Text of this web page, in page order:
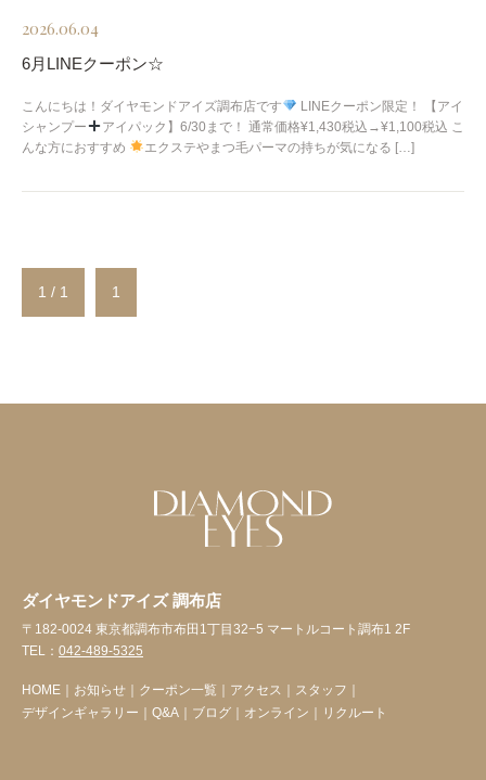
2026.06.04
6月LINEクーポン☆
こんにちは！ダイヤモンドアイズ調布店です
LINEクーポン限定！ 【アイ
シャンプー
アイパック】6/30まで！ 通常価格¥1,430税込→¥1,100税込 こ
んな方におすすめ
エクステやまつ毛パーマの持ちが気になる […]
1 / 1 1
ダイヤモンドアイズ 調布店
〒182-0024 東京都調布市布田1丁目32−5 マートルコート調布1 2F
TEL： 042-489-5325
HOME お知らせ クーポン一覧 アクセス スタッフ
デザインギャラリー
Q&A ブログ オンライン リクルート